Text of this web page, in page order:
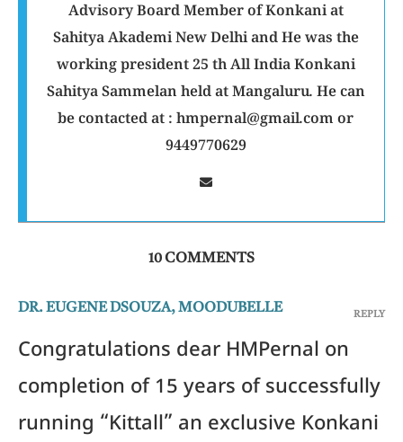
Advisory Board Member of Konkani at
Sahitya Akademi New Delhi and He was the
working president 25 th All India Konkani
Sahitya Sammelan held at Mangaluru. He can
be contacted at : hmpernal@gmail.com or
9449770629
10 COMMENTS
DR. EUGENE DSOUZA, MOODUBELLE
Congratulations dear HMPernal on
completion of 15 years of successfully
running “Kittall” an exclusive Konkani
REPLY